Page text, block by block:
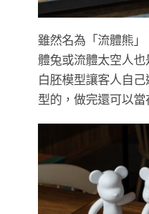
雖然名為「流體熊
體兔或流體太空人
白胚模型讓客人自
型的，做完還可以當